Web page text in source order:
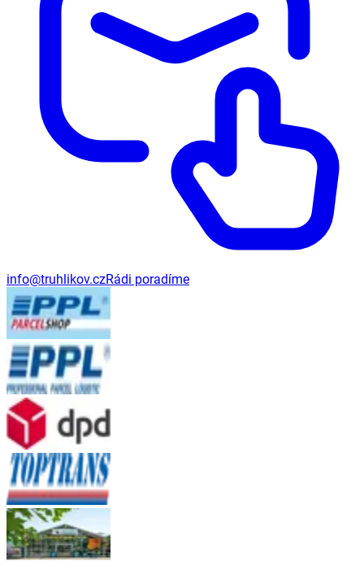
info@truhlikov.czRádi poradíme